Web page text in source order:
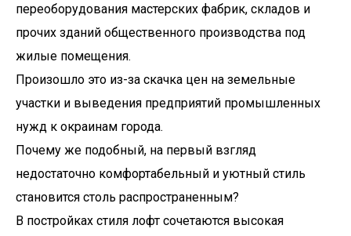
переоборудования мастерских фабрик, складов и
прочих зданий общественного производства под
жилые помещения.
Произошло это из-за скачка цен на земельные
участки и выведения предприятий промышленных
нужд к окраинам города.
Почему же подобный, на первый взгляд
недостаточно комфортабельный и уютный стиль
становится столь распространенным?
В постройках стиля лофт сочетаются высокая